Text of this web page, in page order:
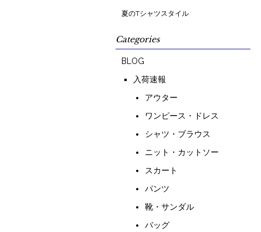
夏のTシャツスタイル
Categories
BLOG
入荷速報
アウター
ワンピース・ドレス
シャツ・ブラウス
ニット・カットソー
スカート
パンツ
靴・サンダル
バッグ